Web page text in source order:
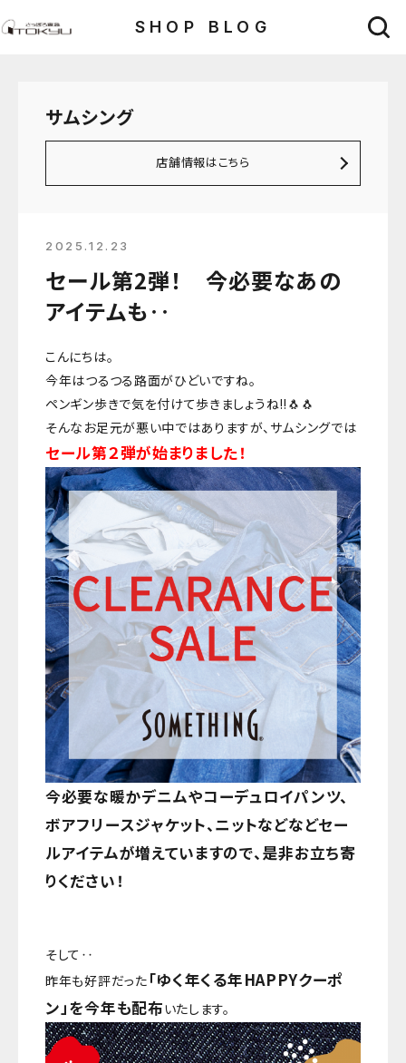
SHOP BLOG
サムシング
店舗情報はこちら
2025.12.23
セール第2弾！ 今必要なあの
アイテムも‥
こんにちは。
今年はつるつる路面がひどいですね。
ペンギン歩きで気を付けて歩きましょうね‼🐧🐧
そんなお足元が悪い中ではありますが、サムシングでは
セール第２弾が始まりました！
今必要な暖かデニムやコーデュロイパンツ、
ボアフリースジャケット、ニットなどなどセー
ルアイテムが増えていますので、是非お立ち寄
りください！
そして‥
昨年も好評だった 「ゆく年くる年HAPPYクーポ
ン」を今年も配布いたします。